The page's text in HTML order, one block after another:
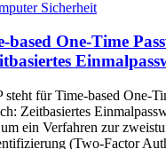
based One-Time
steht für Time-based One-
Zeitbasiertes
ein Verfahren zur
(Two-Factor